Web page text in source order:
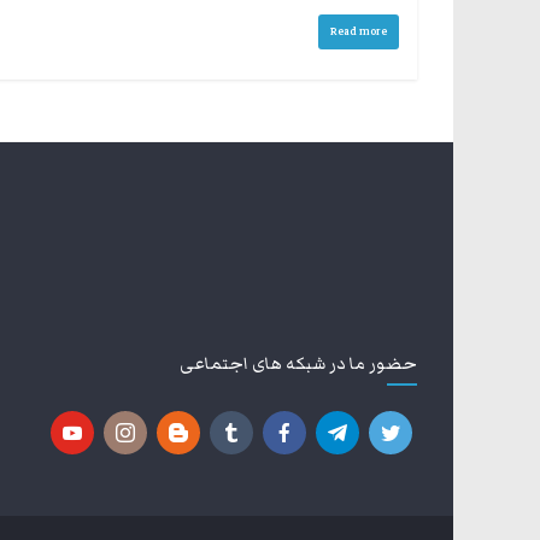
Read more
حضور ما در شبکه های اجتماعی